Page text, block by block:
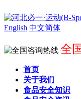
English 中文简体
全
首页
关于我们
食品安全知识